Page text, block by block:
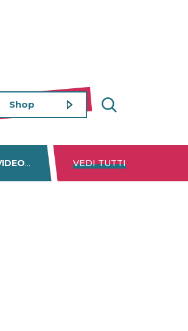
Shop
DISNEY+ NETFLIX
VEDI TUTTI